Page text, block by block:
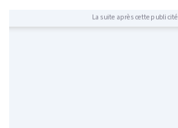
La suite après cette publicité